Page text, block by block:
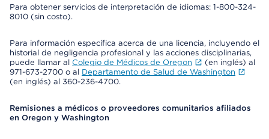
Para obtener servicios de interpretación de idiomas: 1-800-324-
8010 (sin costo).
Para información específica acerca de una licencia, incluyendo el
historial de negligencia profesional y las acciones disciplinarias,
puede llamar al Colegio de Médicos de Oregon
(en inglés) al
971-673-2700 o al Departamento de Salud de Washington
(en inglés) al 360-236-4700.
Remisiones a médicos o proveedores comunitarios afiliados
en Oregon y Washington